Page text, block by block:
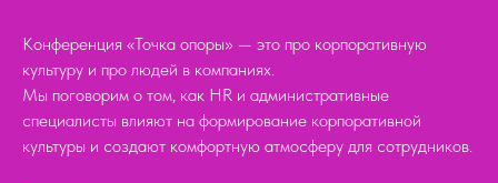
Конференция «Точка опоры» — это про корпоративную
культуру и про людей в компаниях.
Мы поговорим о том, как HR и административные
специалисты влияют на формирование корпоративной
культуры и создают комфортную атмосферу для сотрудников.